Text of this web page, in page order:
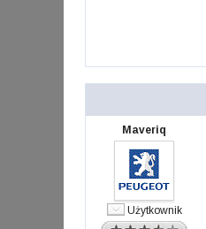
Maveriq
Użytkownik